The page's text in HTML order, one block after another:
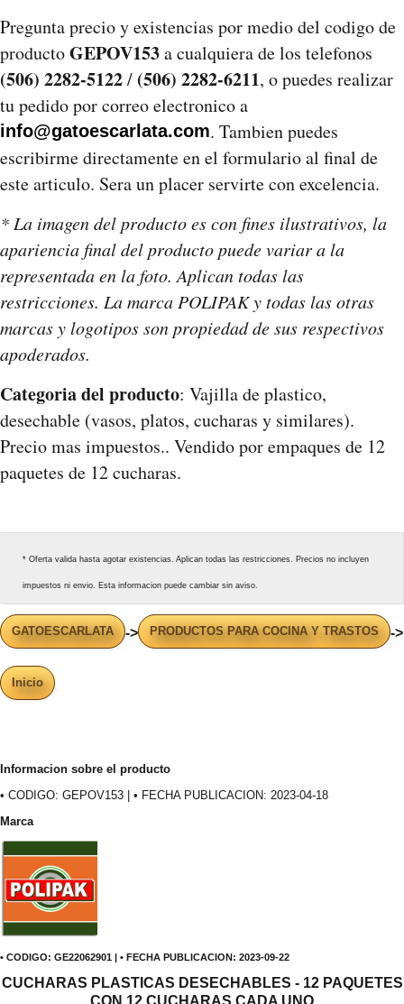
Pregunta precio y existencias por medio del codigo de
productoGEPOV153a cualquiera de los telefonos
(506) 2282-5122/ (506) 2282-6211, o puedes realizar
tu pedido por correo electronico a
info@gatoescarlata.com. Tambien puedes
escribirme directamente en el formulario al final de
este articulo. Sera un placer servirte con excelencia.
* La imagen del producto es con fines ilustrativos, la
apariencia final del producto puede variar a la
representada en la foto. Aplican todas las
restricciones. La marca POLIPAK y todas las otras
marcas y logotipos son propiedad de sus respectivos
apoderados.
Categoria del producto: Vajilla de plastico,
desechable (vasos, platos, cucharas y similares).
Precio mas impuestos.. Vendido por empaques de 12
paquetes de 12 cucharas.
* Oferta valida hasta agotar existencias. Aplican todas las restricciones. Precios no incluyen
impuestos ni envio. Esta informacion puede cambiar sin aviso.
GATOESCARLATA -> PRODUCTOS PARA COCINA Y TRASTOS ->
Inicio
Informacion sobre el producto
• CODIGO: GEPOV153 | • FECHA PUBLICACION: 2023-04-18
Marca
• CODIGO: GE22062901 | • FECHA PUBLICACION: 2023-09-22
CUCHARAS PLASTICAS DESECHABLES - 12 PAQUETES
CON 12 CUCHARAS CADA UNO